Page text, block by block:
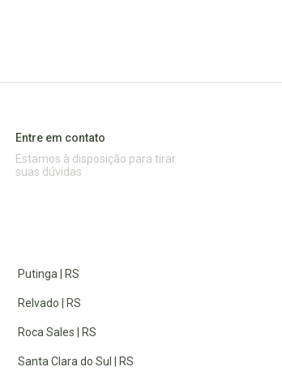
Entre em contato
Estamos à disposição para tirar
suas dúvidas
Putinga | RS
Relvado | RS
Roca Sales | RS
Santa Clara do Sul | RS